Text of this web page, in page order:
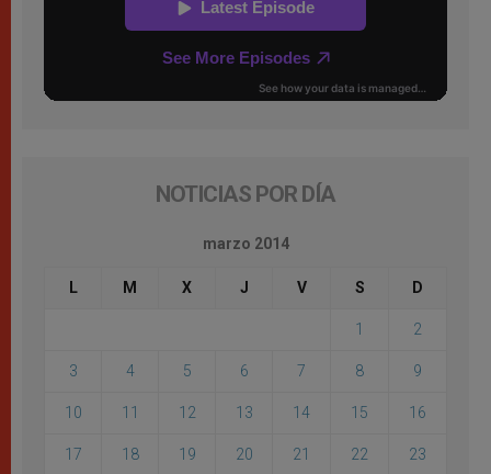
NOTICIAS POR DÍA
marzo 2014
L M X J V S D
1 2
3 4 5 6 7 8 9
10 11 12 13 14 15 16
17 18 19 20 21 22 23